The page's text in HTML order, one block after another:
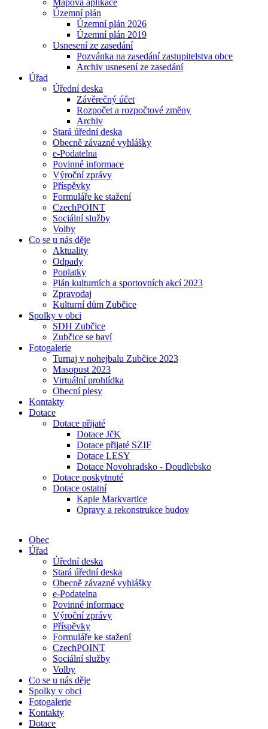
Mapová aplikace
Územní plán
Územní plán 2026
Územní plán 2019
Usnesení ze zasedání
Pozvánka na zasedání zastupitelstva obce
Archiv usnesení ze zasedání
Úřad
Úřední deska
Závěrečný účet
Rozpočet a rozpočtové změny
Archiv
Stará úřední deska
Obecně závazné vyhlášky
e-Podatelna
Povinné informace
Výroční zprávy
Příspěvky
Formuláře ke stažení
CzechPOINT
Sociální služby
Volby
Co se u nás děje
Aktuality
Odpady
Poplatky
Plán kulturních a sportovních akcí 2023
Zpravodaj
Kulturní dům Zubčice
Spolky v obci
SDH Zubčice
Zubčice se baví
Fotogalerie
Turnaj v nohejbalu Zubčice 2023
Masopust 2023
Virtuální prohlídka
Obecní plesy
Kontakty
Dotace
Dotace přijaté
Dotace JčK
Dotace přijaté SZIF
Dotace LESY
Dotace Novohradsko - Doudlebsko
Dotace poskytnuté
Dotace ostatní
Kaple Markvartice
Opravy a rekonstrukce budov
Obec
Úřad
Úřední deska
Stará úřední deska
Obecně závazné vyhlášky
e-Podatelna
Povinné informace
Výroční zprávy
Příspěvky
Formuláře ke stažení
CzechPOINT
Sociální služby
Volby
Co se u nás děje
Spolky v obci
Fotogalerie
Kontakty
Dotace